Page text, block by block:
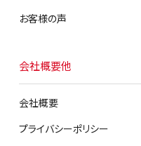
お客様の声
会社概要他
会社概要
プライバシーポリシー